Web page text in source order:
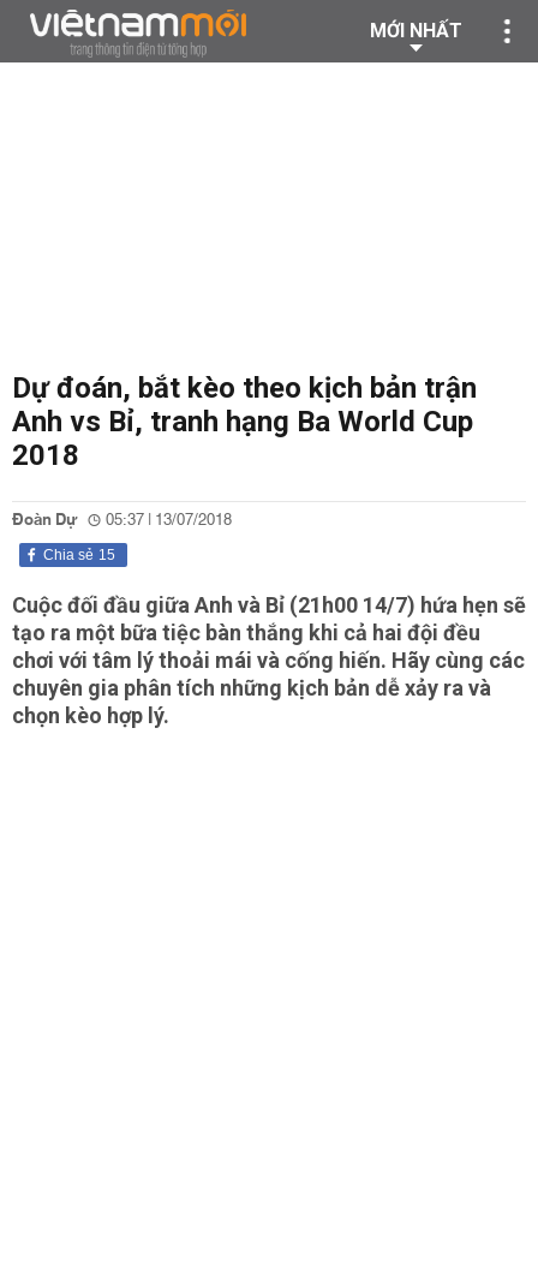
MỚI NHẤT
Dự đoán, bắt kèo theo kịch bản trận
Anh vs Bỉ, tranh hạng Ba World Cup
2018
Đoàn Dự 05:37 | 13/07/2018
15
Chia sẻ
Cuộc đối đầu giữa Anh và Bỉ (21h00 14/7) hứa hẹn sẽ
tạo ra một bữa tiệc bàn thắng khi cả hai đội đều
chơi với tâm lý thoải mái và cống hiến. Hãy cùng các
chuyên gia phân tích những kịch bản dễ xảy ra và
chọn kèo hợp lý.